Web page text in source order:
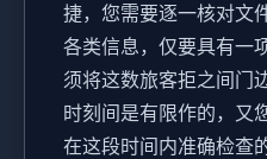
捷，您需要逐一核对文
各类信息，仅要具有一
须将这数旅客拒之间门
时刻间是有限作的，又
在这段时间内准确检查